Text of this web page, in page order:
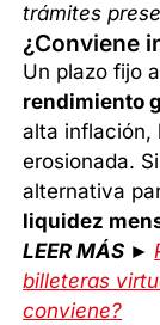
trámites
¿Conviene
Un plazo fijo
rendimiento
alta inflación,
erosionada.
alternativa
liquidez
LEER MÁS ►
billeteras
conviene?